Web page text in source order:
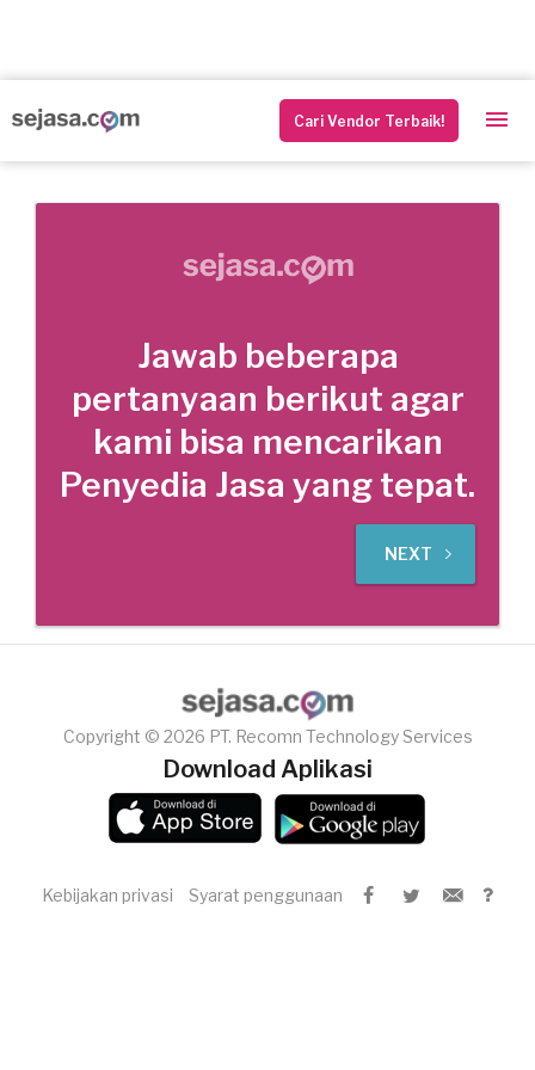
Cari Vendor Terbaik!
Jawab beberapa
pertanyaan berikut agar
kami bisa mencarikan
Penyedia Jasa yang tepat.
NEXT
Copyright © 2026 PT. Recomn Technology Services
Download Aplikasi
Kebijakan privasi Syarat penggunaan